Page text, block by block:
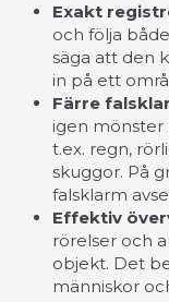
Exakt
och följa
säga att den
in på ett
Färre
igen mönster
t.ex. regn,
skuggor. På
falsklarm
Effektiv
rörelser och
objekt. Det
människor